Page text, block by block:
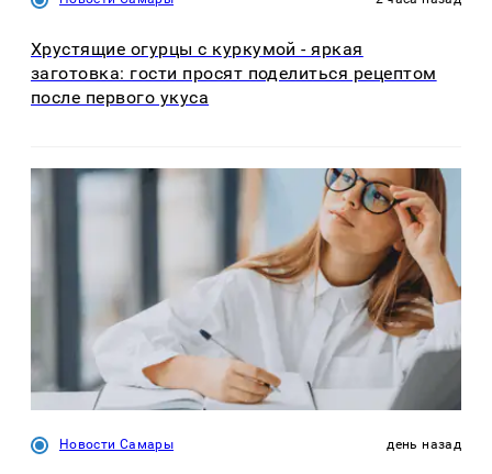
Хрустящие огурцы с куркумой - яркая
заготовка: гости просят поделиться рецептом
после первого укуса
Новости Самары день назад